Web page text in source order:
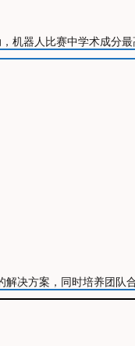
器人比赛中学术成分最
决方案，同时培养团队